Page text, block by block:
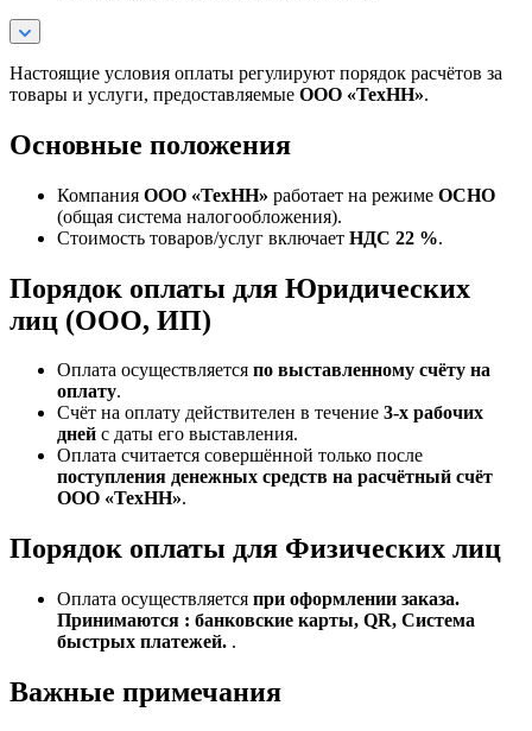
Настоящие условия оплаты регулируют порядок расчётов за
товары и услуги, предоставляемые ООО «ТехНН».
Основные положения
Компания ООО «ТехНН» работает на режиме ОСНО
(общая система налогообложения).
Стоимость товаров/услуг включает НДС 22 %.
Порядок оплаты для Юридических
лиц (ООО, ИП)
Оплата осуществляется по выставленному счёту на
оплату.
Счёт на оплату действителен в течение 3‑х рабочих
дней с даты его выставления.
Оплата считается совершённой только после
поступления денежных средств на расчётный счёт
ООО «ТехНН».
Порядок оплаты для Физических лиц
Оплата осуществляется при оформлении заказа.
Принимаются : банковские карты, QR, Система
быстрых платежей. .
Важные примечания